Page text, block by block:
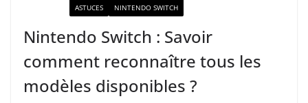
ASTUCES NINTENDO SWITCH
Nintendo Switch : Savoir
comment reconnaître tous les
modèles disponibles ?